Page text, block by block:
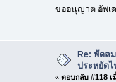
ขออนุญาต อัพเ
Re: พัดล
ประหยัด
« ตอบกลับ #118 เ